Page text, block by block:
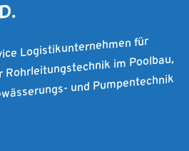
Logistikunternehmen für
im Poolbau,
und Pumpentechnik